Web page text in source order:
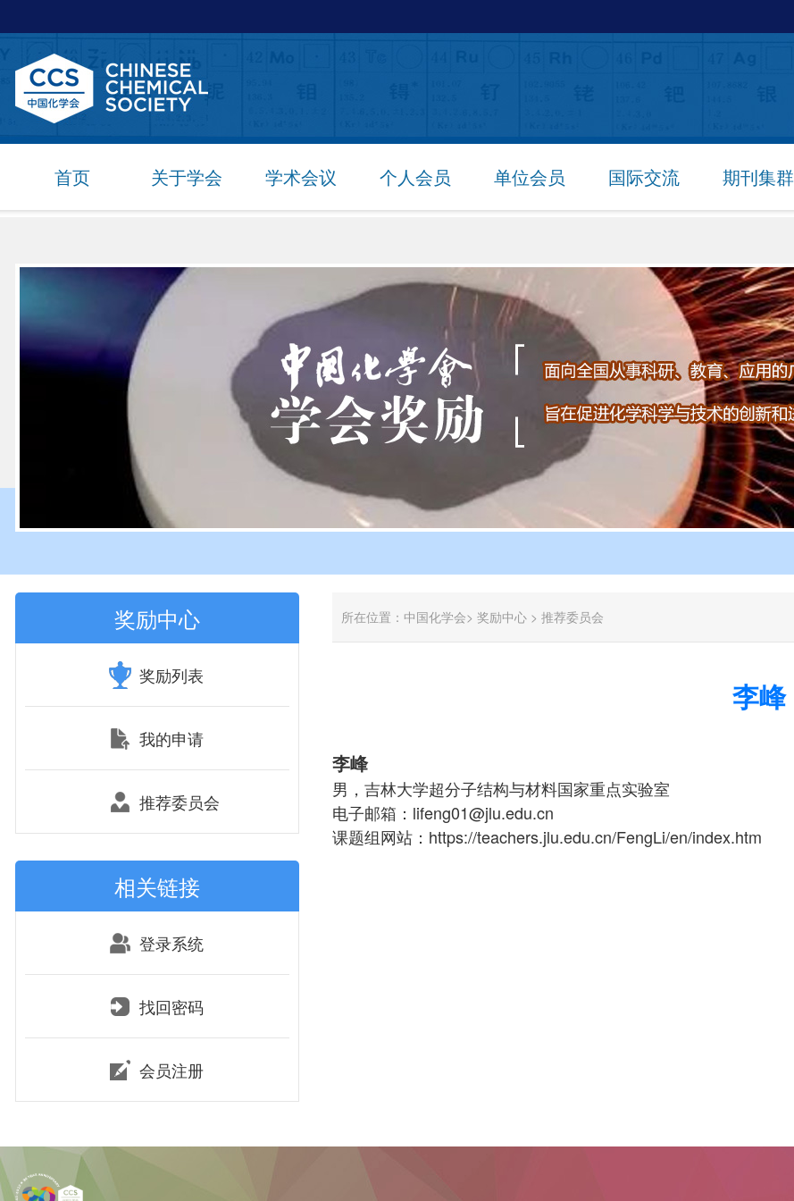
首页 关于学会 学术会议 个人会员 单位会员 国际交流 期刊集群
奖励中心
奖励列表
我的申请
推荐委员会
相关链接
登录系统
找回密码
会员注册
所在位置： 中国化学会> 奖励中心 > 推荐委员会
李峰
李峰
男，吉林大学超分子结构与材料国家重点实验室
电子邮箱：lifeng01@jlu.edu.cn
课题组网站：https://teachers.jlu.edu.cn/FengLi/en/index.htm